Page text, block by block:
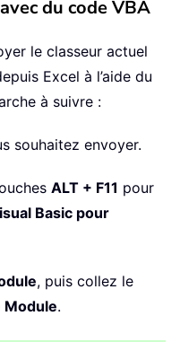
du code VBA
le classeur actuel
Excel à l’aide du
à suivre :
souhaitez envoyer.
ALT + F11 pour
Basic pour
, puis collez le
.